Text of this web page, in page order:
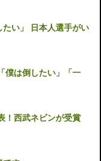
い」 日本人選手がい
僕は倒したい」「一
！西武ネビンが受賞